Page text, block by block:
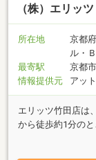
（株）エリッ
所在地
京都
ル・
最寄駅
京都
情報提供元
アッ
エリッツ竹田店は
から徒歩約1分の
ーズで便利です。